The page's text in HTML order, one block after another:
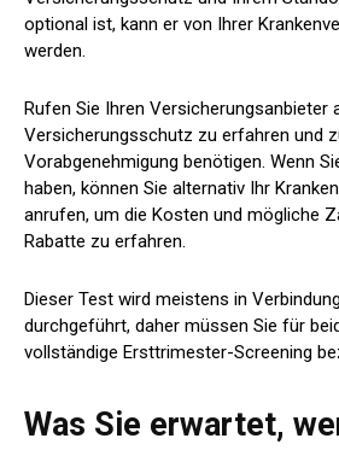
optional ist, kann er von Ihrer
werden.
Rufen Sie Ihren Versicherungsanbieter
Versicherungsschutz zu erfahren und
Vorabgenehmigung benötigen. Wenn
haben, können Sie alternativ Ihr
anrufen, um die Kosten und mögliche
Rabatte zu erfahren.
Dieser Test wird meistens in
durchgeführt, daher müssen Sie für
vollständige Ersttrimester-Screening
Was Sie erwartet,